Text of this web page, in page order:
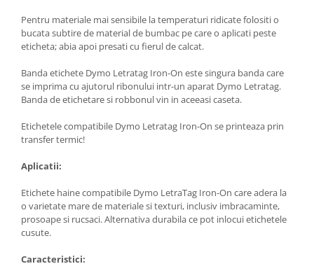
Pentru materiale mai sensibile la temperaturi ridicate folositi o
bucata subtire de material de bumbac pe care o aplicati peste
eticheta; abia apoi presati cu fierul de calcat.
Banda etichete Dymo Letratag Iron-On este singura banda care
se imprima cu ajutorul ribonului intr-un aparat Dymo Letratag.
Banda de etichetare si robbonul vin in aceeasi caseta.
Etichetele compatibile Dymo Letratag Iron-On se printeaza prin
transfer termic!
Aplicatii:
Etichete haine compatibile Dymo LetraTag Iron-On care adera la
o varietate mare de materiale si texturi, inclusiv imbracaminte,
prosoape si rucsaci. Alternativa durabila ce pot inlocui etichetele
cusute.
Caracteristici: